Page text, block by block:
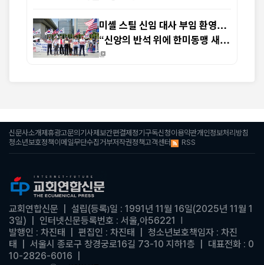
미셸 스틸 신임 대사 부임 환영…
“신앙의 반석 위에 한미동맹 새
도약 기대”
신문사소개제휴광고문의 기사제보간편결제 정기구독신청이용약관개인정보처리방침
청소년보호정책 이메일무단수집거부저작권정책고객센터 RSS
교회연합신문 | 설립(등록)일 : 1991년 11월 16일(2025년 11월 1
3일)
인터넷신문등록번호 : 서울,아56221
발행인 : 차진태 | 편집인 : 차진태
청소년보호책임자 : 차진
태
| 서울시 종로구 창경궁로16길 73-10 지하1층 | 대표전화 : 0
10-2826-6016